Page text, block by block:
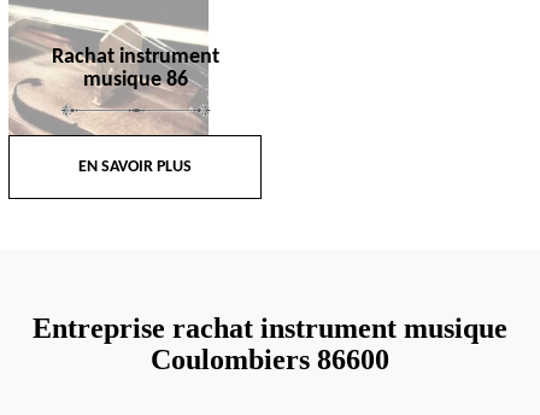
Rachat instrument
musique 86
EN SAVOIR PLUS
Entreprise rachat instrument musique
Coulombiers 86600